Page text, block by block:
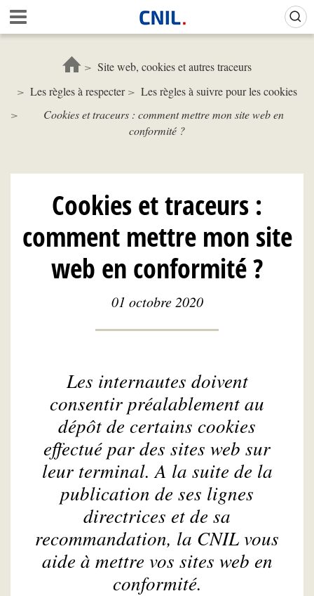
Aller
au
contenu
c
i
-
Site web, cookies et autres traceurs
Les règles à respecter
Les règles à suivre pour les cookies
Cookies et traceurs : comment mettre mon site web en
conformité ?
Cookies et traceurs :
comment mettre mon site
web en conformité ?
01 octobre 2020
Les internautes doivent
consentir préalablement au
dépôt de certains cookies
effectué par des sites web sur
leur terminal. A la suite de la
publication de ses lignes
directrices et de sa
recommandation, la CNIL vous
aide à mettre vos sites web en
conformité.
Gestion de vos préférences sur les cookies (témoins de connexion)